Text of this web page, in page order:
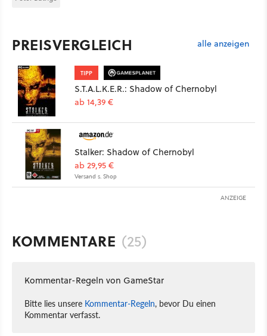
PREISVERGLEICH alle anzeigen
TIPP
S.T.A.L.K.E.R.: Shadow of Chernobyl
ab 14,39 €
Stalker: Shadow of Chernobyl
ab 29,95 €
Versand s. Shop
ANZEIGE
KOMMENTARE (25)
Kommentar-Regeln von GameStar
Bitte lies unsere Kommentar-Regeln, bevor Du einen
Kommentar verfasst.